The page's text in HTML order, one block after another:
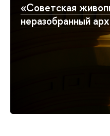
«Советская
неразобранный